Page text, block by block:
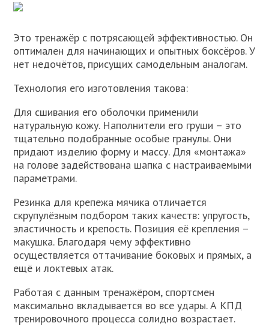
Это тренажёр с потрясающей эффективностью. Он
оптимален для начинающих и опытных боксёров. У
нет недочётов, присущих самодельным аналогам.
Технология его изготовления такова:
Для сшивания его оболочки применили
натуральную кожу. Наполнители его груши – это
тщательно подобранные особые гранулы. Они
придают изделию форму и массу. Для «монтажа»
на голове задействована шапка с настраиваемыми
параметрами.
Резинка для крепежа мячика отличается
скрупулёзным подбором таких качеств: упругость,
эластичность и крепость. Позиция её крепления –
макушка. Благодаря чему эффективно
осуществляется оттачивание боковых и прямых, а
ещё и локтевых атак.
Работая с данным тренажёром, спортсмен
максимально вкладывается во все удары. А КПД
тренировочного процесса солидно возрастает.